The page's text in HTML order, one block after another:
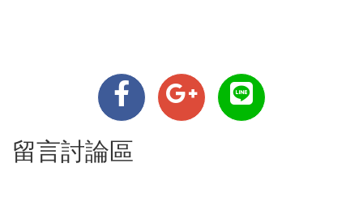
留言討論區